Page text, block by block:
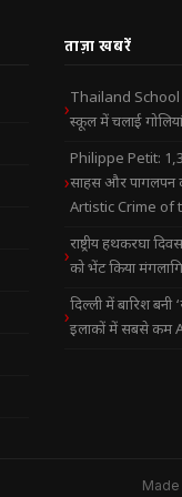
ताज़ा खबरें
Thailand School
स्कूल में चलाई
Philippe Petit:
साहस और पागलपन
Artistic Crime of
राष्ट्रीय हथकरघा
को भेंट किया
दिल्ली में बारिश बनी
इलाकों में सबसे कम